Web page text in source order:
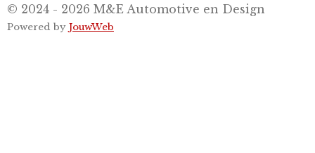
© 2024 - 2026 M&E Automotive en Design
Powered by JouwWeb